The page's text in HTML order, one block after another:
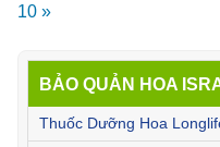
BẢO QUẢN HOA
Thuốc Dưỡng Hoa
10 »